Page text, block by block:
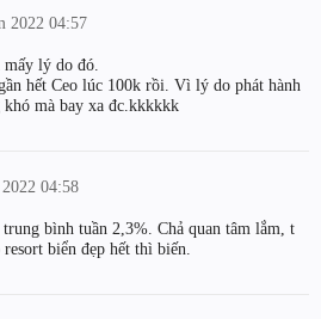
2022 04:57
lý do đó.
hết Ceo lúc 100k rồi. Vì lý do phát hành
mà bay xa đc.kkkkkk
04:58
bình tuần 2,3%. Chả quan tâm lắm, t
biển đẹp hết thì biến.